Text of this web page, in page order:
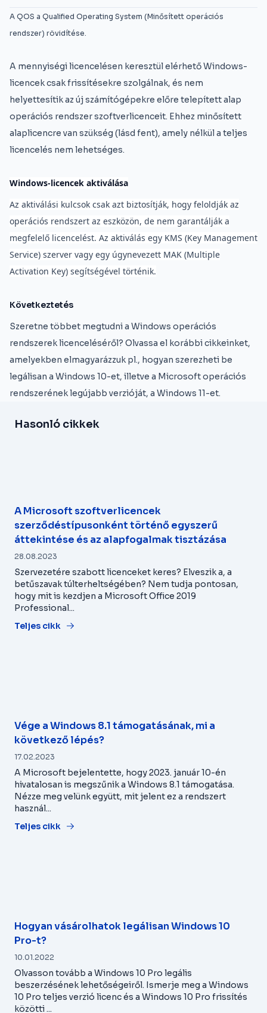
A QOS a Qualified Operating System (Minősített operációs
rendszer) rövidítése.
A mennyiségi licencelésen keresztül elérhető Windows-
licencek csak frissítésekre szolgálnak, és nem
helyettesítik az új számítógépekre előre telepített alap
operációs rendszer szoftverlicenceit. Ehhez minősített
alaplicencre van szükség (lásd fent), amely nélkül a teljes
licencelés nem lehetséges.
Windows-licencek aktiválása
Az aktiválási kulcsok csak azt biztosítják, hogy feloldják az
operációs rendszert az eszközön, de nem garantálják a
megfelelő licencelést. Az aktiválás egy KMS (Key Management
Service) szerver vagy egy úgynevezett MAK (Multiple
Activation Key) segítségével történik.
Következtetés
Szeretne többet megtudni a Windows operációs
rendszerek licenceléséről? Olvassa el korábbi cikkeinket,
amelyekben elmagyarázzuk pl., hogyan szerezheti be
legálisan a Windows 10-et, illetve a Microsoft operációs
rendszerének legújabb verzióját, a Windows 11-et.
Hasonló cikkek
A Microsoft szoftverlicencek
szerződéstípusonként történő egyszerű
áttekintése és az alapfogalmak tisztázása
28.08.2023
Szervezetére szabott licenceket keres? Elveszik a, a
betűszavak túlterheltségében? Nem tudja pontosan,
hogy mit is kezdjen a Microsoft Office 2019
Professional...
Teljes cikk
Vége a Windows 8.1 támogatásának, mi a
következő lépés?
17.02.2023
A Microsoft bejelentette, hogy 2023. január 10-én
hivatalosan is megszűnik a Windows 8.1 támogatása.
Nézze meg velünk együtt, mit jelent ez a rendszert
használ...
Teljes cikk
Hogyan vásárolhatok legálisan Windows 10
Pro-t?
10.01.2022
Olvasson tovább a Windows 10 Pro legális
beszerzésének lehetőségeiről. Ismerje meg a Windows
10 Pro teljes verzió licenc és a Windows 10 Pro frissítés
közötti ...